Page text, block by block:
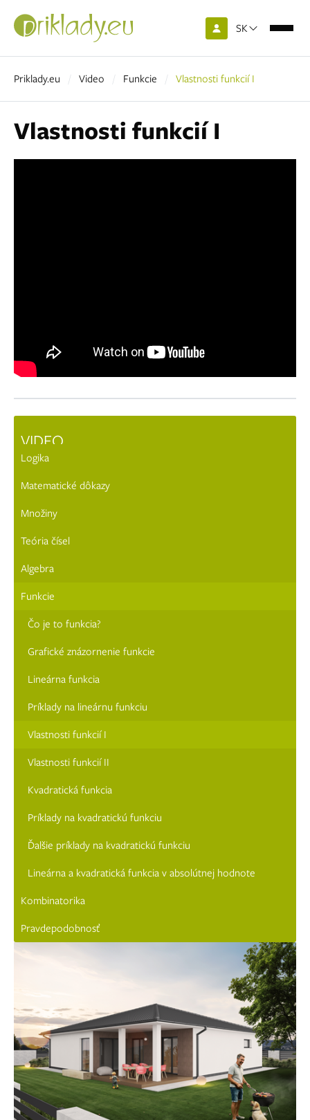
SK
Priklady.eu Video Funkcie Vlastnosti funkcií I
Vlastnosti funkcií I
VIDEO
Logika
Matematické dôkazy
Množiny
Teória čísel
Algebra
Funkcie
Čo je to funkcia?
Grafické znázornenie funkcie
Lineárna funkcia
Príklady na lineárnu funkciu
Vlastnosti funkcií I
Vlastnosti funkcií II
Kvadratická funkcia
Príklady na kvadratickú funkciu
Ďalšie príklady na kvadratickú funkciu
Lineárna a kvadratická funkcia v absolútnej hodnote
Kombinatorika
Pravdepodobnosť